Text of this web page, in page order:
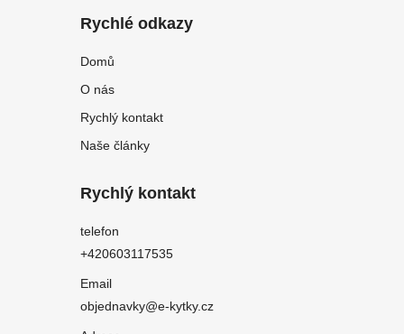
Rychlé odkazy
Domů
O nás
Rychlý kontakt
Naše články
Rychlý kontakt
telefon
+420603117535
Email
objednavky@e-kytky.cz